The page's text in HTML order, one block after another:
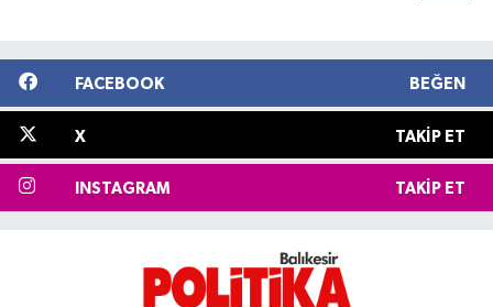
FACEBOOK BEĞEN
X TAKIP ET
INSTAGRAM TAKIP ET